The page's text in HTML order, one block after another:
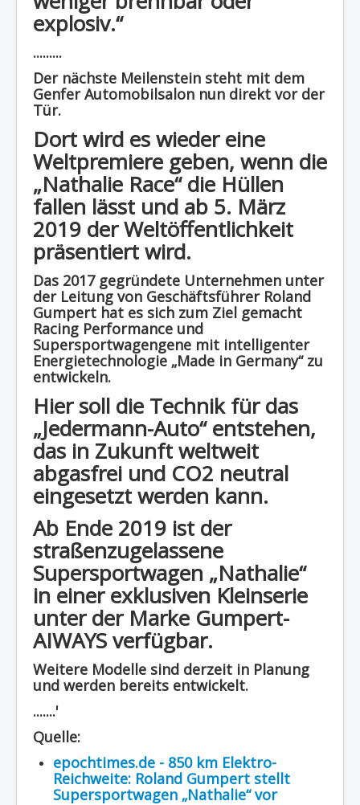
explosiv.“
.........
Der nächste Meilenstein steht mit dem
Genfer Automobilsalon nun direkt vor der
Tür.
Dort wird es wieder eine
Weltpremiere geben, wenn die
„Nathalie Race“ die Hüllen
fallen lässt und ab 5. März
2019 der Weltöffentlichkeit
präsentiert wird.
Das 2017 gegründete Unternehmen unter
der Leitung von Geschäftsführer Roland
Gumpert hat es sich zum Ziel gemacht
Racing Performance und
Supersportwagengene mit intelligenter
Energietechnologie „Made in Germany“ zu
entwickeln.
Hier soll die Technik für das
„Jedermann-Auto“ entstehen,
das in Zukunft weltweit
abgasfrei und CO2 neutral
eingesetzt werden kann.
Ab Ende 2019 ist der
straßenzugelassene
Supersportwagen „Nathalie“
in einer exklusiven Kleinserie
unter der Marke Gumpert-
AIWAYS verfügbar.
Weitere Modelle sind derzeit in Planung
und werden bereits entwickelt.
.......'
Quelle:
epochtimes.de - 850 km Elektro-
Reichweite: Roland Gumpert stellt
Supersportwagen „Nathalie“ vor